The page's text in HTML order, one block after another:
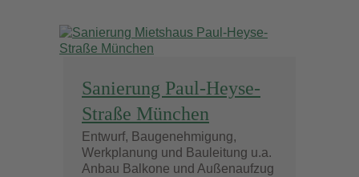
Sanierung Paul-Heyse-
Straße München
Entwurf, Baugenehmigung,
Werkplanung und Bauleitung u.a.
Anbau Balkone und Außenaufzug